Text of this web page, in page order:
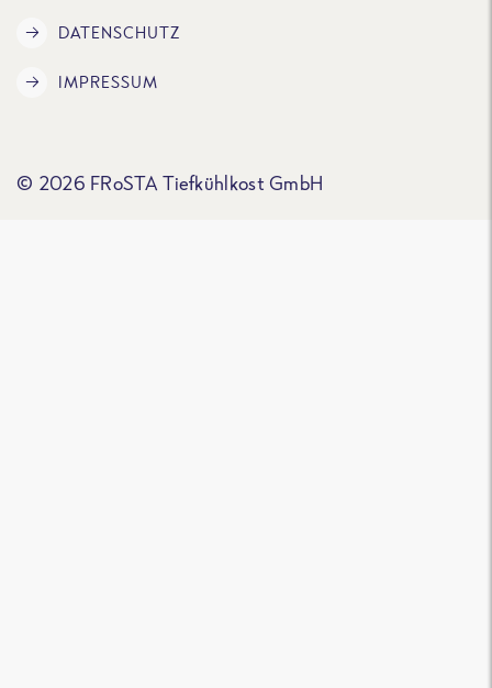
DATENSCHUTZ
IMPRESSUM
© 2026 FRoSTA Tiefkühlkost GmbH